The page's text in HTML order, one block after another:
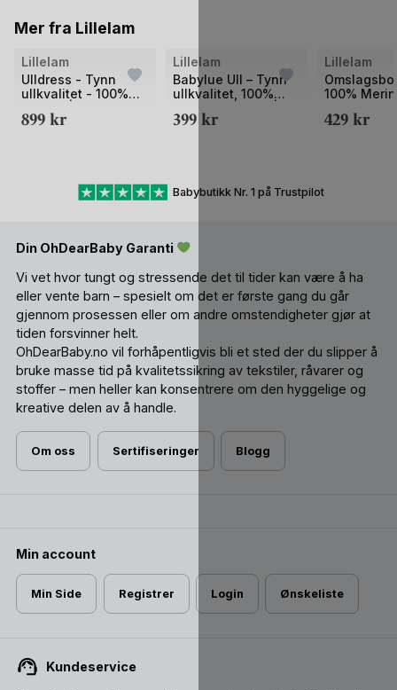
Mer fra Lillelam
Bilde
av
Lillelam
Ulldress - Tynn
ullkvalitet - 100%
Sparkedress Tynn
899 kr
Bilde
av
Lillelam
Babylue Ull – Tynn
ullkvalitet, 100%
Classic
399 kr
Bilde
av
2
Lillelam
100%
429 kr
Babybutikk Nr. 1 på Trustpilot
Din OhDearBaby Garanti
Vi vet hvor tungt og stressende det til tider kan være å ha
eller vente barn – spesielt om det er første gang du går
gjennom prosessen eller om andre omstendigheter gjør at
tiden forsvinner helt.
OhDearBaby.no vil forhåpentligvis bli et sted der du slipper å
bruke masse tid på kvalitetssikring av tekstiler, råvarer og
stoffer – men heller kan konsentrere om den hyggelige og
kreative delen av å handle.
Om oss Sertifiseringer Blogg
Min account
Min Side Registrer Login Ønskeliste
Kundeservice